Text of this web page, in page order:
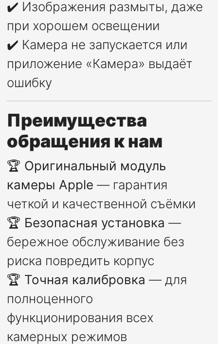
✔️ Изображения размыты, даже
при хорошем освещении
✔️ Камера не запускается или
приложение «Камера» выдаёт
ошибку
Преимущества
обращения к нам
🏆 Оригинальный модуль
камеры Apple — гарантия
четкой и качественной съёмки
🏆 Безопасная установка —
бережное обслуживание без
риска повредить корпус
🏆 Точная калибровка — для
полноценного
функционирования всех
камерных режимов